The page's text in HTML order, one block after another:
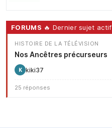
FORUMS 🔥 Dernier sujet actif
HISTOIRE DE LA TÉLÉVISION
Nos Ancêtres précurseurs
K kiki37
25 réponses